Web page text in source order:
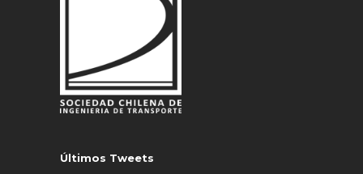
Últimos Tweets